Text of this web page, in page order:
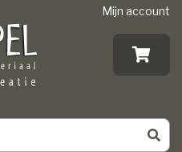
Mijn account